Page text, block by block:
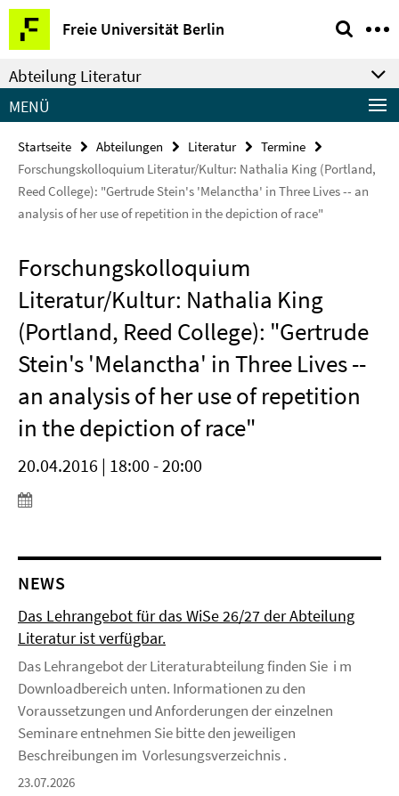
Springe
direkt
zu
Inhalt
Freie Universität Berlin
Service-
Navigation
Abteilung Literatur
MENÜ
Startseite Abteilungen Literatur
Termine
Forschungskolloquium Literatur/Kultur: Nathalia King (Portland,
Reed College): "Gertrude Stein's 'Melanctha' in Three Lives -- an
analysis of her use of repetition in the depiction of race"
Forschungskolloquium
Literatur/Kultur: Nathalia King
(Portland, Reed College): "Gertrude
Stein's 'Melanctha' in Three Lives --
an analysis of her use of repetition
in the depiction of race"
20.04.2016 | 18:00 - 20:00
NEWS
Das Lehrangebot für das WiSe 26/27 der Abteilung
Literatur ist verfügbar.
Das Lehrangebot der Literaturabteilung finden Sie i m
Downloadbereich unten. Informationen zu den
Voraussetzungen und Anforderungen der einzelnen
Seminare entnehmen Sie bitte den jeweiligen
Beschreibungen im Vorlesungsverzeichnis .
23.07.2026